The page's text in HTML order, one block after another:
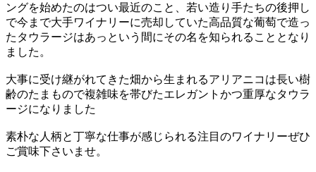
ングを始めたのはつい最近のこと、若い造り手たちの後押し
で今まで大手ワイナリーに売却していた高品質な葡萄で造っ
たタウラージはあっという間にその名を知られることとなり
ました。
大事に受け継がれてきた畑から生まれるアリアニコは長い樹
齢のたまもので複雑味を帯びたエレガントかつ重厚なタウラ
ージになりました
素朴な人柄と丁寧な仕事が感じられる注目のワイナリーぜひ
ご賞味下さいませ。